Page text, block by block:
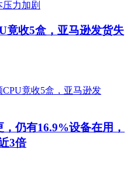
竟收5盒，亚马逊发货失
仍有16.9%设备在用，
3倍